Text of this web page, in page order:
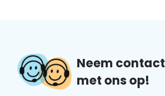
Neem contact
met ons op!